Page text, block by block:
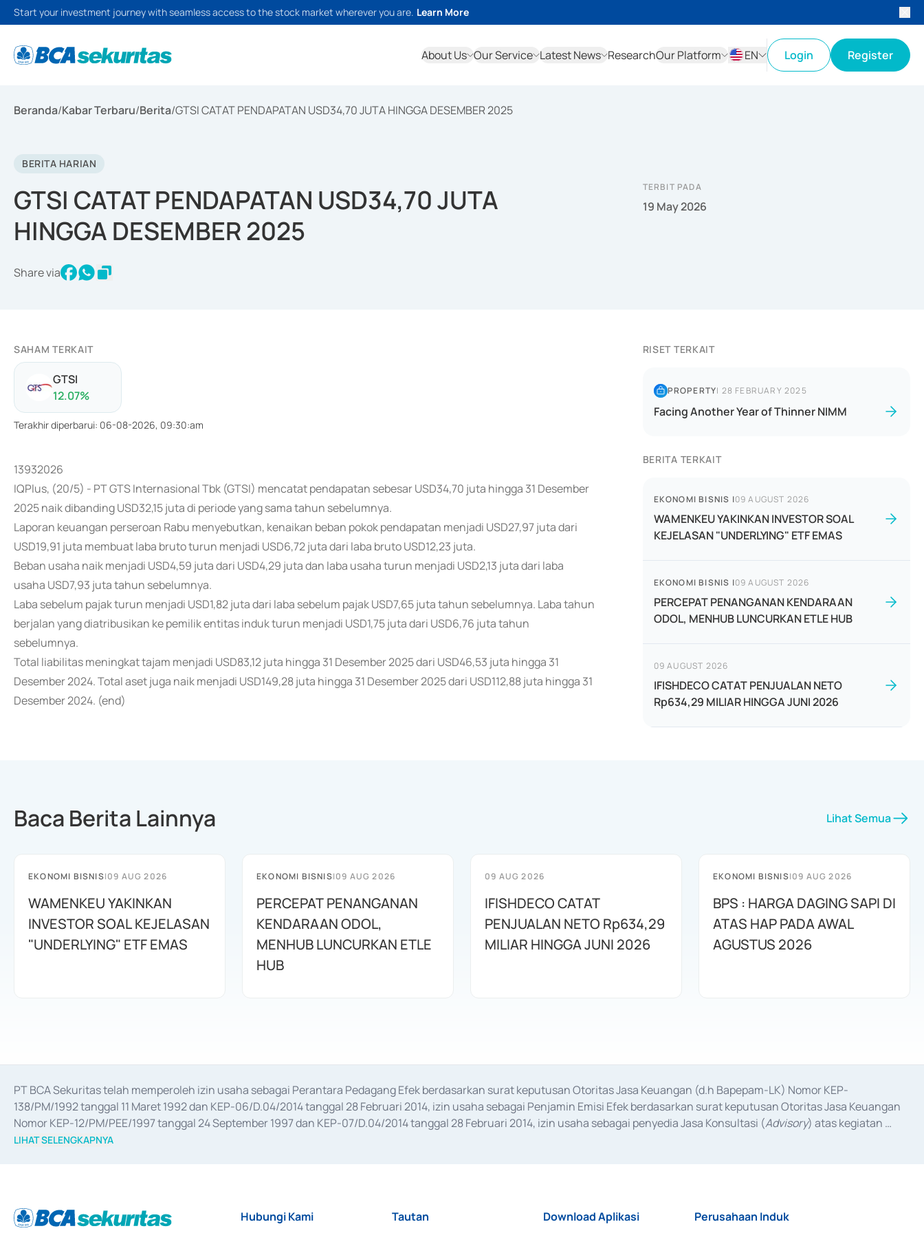
Start your investment journey with seamless access to the stock market wherever you are. Learn More
About Us Our Service Latest News ResearchOur Platform
EN
Login Register
Beranda/Kabar Terbaru/Berita/GTSI CATAT PENDAPATAN USD34,70 JUTA HINGGA DESEMBER 2025
BERITA HARIAN
GTSI CATAT PENDAPATAN USD34,70 JUTA
HINGGA DESEMBER 2025
Share via
TERBIT PADA
19 May 2026
SAHAM TERKAIT
GTSI
12.07%
Terakhir diperbarui: 06-08-2026, 09:30:am
13932026
IQPlus, (20/5) - PT GTS Internasional Tbk (GTSI) mencatat pendapatan sebesar USD34,70 juta hingga 31 Desember
2025 naik dibanding USD32,15 juta di periode yang sama tahun sebelumnya.
Laporan keuangan perseroan Rabu menyebutkan, kenaikan beban pokok pendapatan menjadi USD27,97 juta dari
USD19,91 juta membuat laba bruto turun menjadi USD6,72 juta dari laba bruto USD12,23 juta.
Beban usaha naik menjadi USD4,59 juta dari USD4,29 juta dan laba usaha turun menjadi USD2,13 juta dari laba
usaha USD7,93 juta tahun sebelumnya.
Laba sebelum pajak turun menjadi USD1,82 juta dari laba sebelum pajak USD7,65 juta tahun sebelumnya. Laba tahun
berjalan yang diatribusikan ke pemilik entitas induk turun menjadi USD1,75 juta dari USD6,76 juta tahun
sebelumnya.
Total liabilitas meningkat tajam menjadi USD83,12 juta hingga 31 Desember 2025 dari USD46,53 juta hingga 31
Desember 2024. Total aset juga naik menjadi USD149,28 juta hingga 31 Desember 2025 dari USD112,88 juta hingga 31
Desember 2024. (end)
RISET TERKAIT
PROPERTY| 28 FEBRUARY 2025
Facing Another Year of Thinner NIMM
BERITA TERKAIT
EKONOMI BISNIS |09 AUGUST 2026
WAMENKEU YAKINKAN INVESTOR SOAL
KEJELASAN "UNDERLYING" ETF EMAS
EKONOMI BISNIS |09 AUGUST 2026
PERCEPAT PENANGANAN KENDARAAN
ODOL, MENHUB LUNCURKAN ETLE HUB
09 AUGUST 2026
IFISHDECO CATAT PENJUALAN NETO
Rp634,29 MILIAR HINGGA JUNI 2026
Baca Berita Lainnya Lihat Semua
EKONOMI BISNIS|09 AUG 2026
WAMENKEU YAKINKAN
INVESTOR SOAL KEJELASAN
"UNDERLYING" ETF EMAS
EKONOMI BISNIS|09 AUG 2026
PERCEPAT PENANGANAN
KENDARAAN ODOL,
MENHUB LUNCURKAN ETLE
HUB
09 AUG 2026
IFISHDECO CATAT
PENJUALAN NETO Rp634,29
MILIAR HINGGA JUNI 2026
EKONOMI BISNIS|09 AUG 2026
BPS : HARGA DAGING SAPI DI
ATAS HAP PADA AWAL
AGUSTUS 2026
PT BCA Sekuritas telah memperoleh izin usaha sebagai Perantara Pedagang Efek berdasarkan surat keputusan Otoritas Jasa Keuangan (d.h Bapepam-LK) Nomor KEP-
138/PM/1992 tanggal 11 Maret 1992 dan KEP-06/D.04/2014 tanggal 28 Februari 2014, izin usaha sebagai Penjamin Emisi Efek berdasarkan surat keputusan Otoritas Jasa Keuangan
Nomor KEP-12/PM/PEE/1997 tanggal 24 September 1997 dan KEP-07/D.04/2014 tanggal 28 Februari 2014, izin usaha sebagai penyedia Jasa Konsultasi (Advisory) atas kegiatan
merger, akuisisi, divestasi, dan
LIHAT SELENGKAPNYA
Hubungi Kami Tautan Download Aplikasi Perusahaan Induk